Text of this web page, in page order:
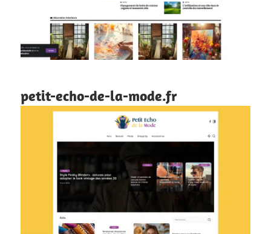
petit-echo-de-la-mode.fr